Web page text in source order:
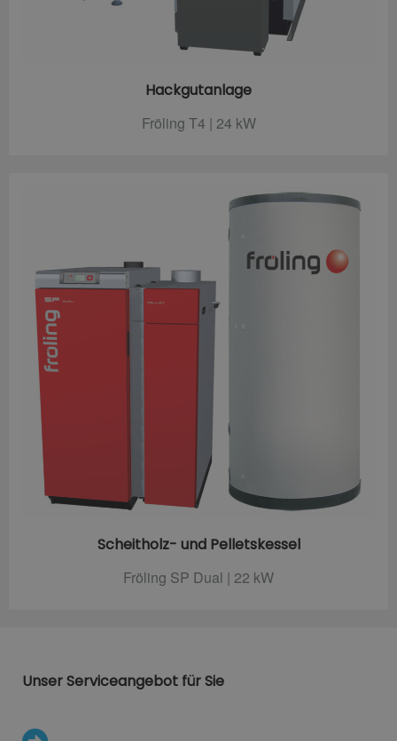
Hackgutanlage
Fröling T4 | 24 kW
Scheitholz- und Pelletskessel
Fröling SP Dual | 22 kW
Unser Serviceangebot für Sie